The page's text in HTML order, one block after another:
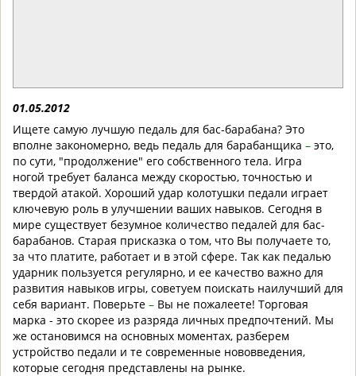
01.05.2012
Ищете самую лучшую педаль для бас-барабана? Это
вполне закономерно, ведь педаль для барабанщика – это,
по сути, "продолжение" его собственного тела. Игра
ногой требует баланса между скоростью, точностью и
твердой атакой. Хороший удар колотушки педали играет
ключевую роль в улучшении ваших навыков. Сегодня в
мире существует безумное количество педалей для бас-
барабанов. Старая присказка о том, что Вы получаете то,
за что платите, работает и в этой сфере. Так как педалью
ударник пользуется регулярно, и ее качество важно для
развития навыков игры, советуем поискать наилучший для
себя вариант. Поверьте – Вы не пожалеете! Торговая
марка - это скорее из разряда личных предпочтений. Мы
же остановимся на основных моментах, разберем
устройство педали и те современные нововведения,
которые сегодня представлены на рынке.